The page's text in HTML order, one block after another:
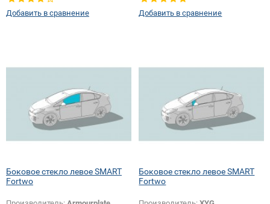
Добавить в сравнение Добавить в сравнение
Боковое стекло левое SMART
Fortwo
Боковое стекло левое SMART
Fortwo